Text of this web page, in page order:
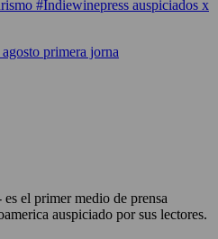
#Indiewinepress auspiciados x
primera jorna
el primer medio de prensa
auspiciado por sus lectores.